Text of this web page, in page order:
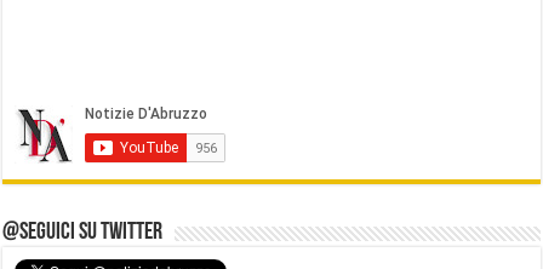
@Seguici su Twitter